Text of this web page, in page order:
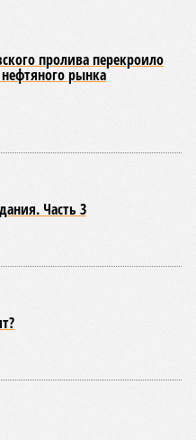
не так ли? Ну а
без суда!
войны!
пляже, спящих – у себя
войну, но
и победить. Все
несущие
цель! Вся логистика
Украины – законная
детей руками
а с мирным
состоит в том,
в момент,
найдут,
в этот момент
который привёл в
подрыв чисто
и тех